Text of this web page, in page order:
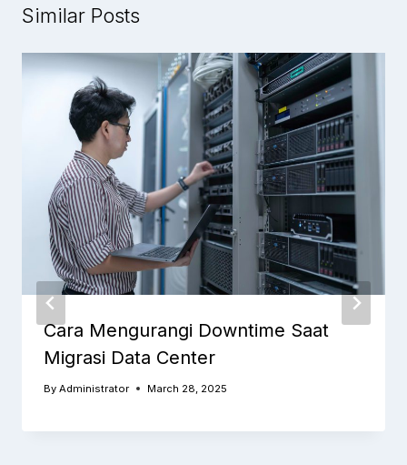
Similar Posts
Cara Mengurangi Downtime Saat
Migrasi Data Center
By Administrator March 28, 2025